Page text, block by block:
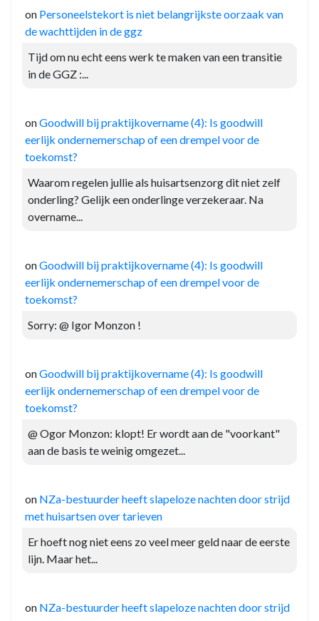
on Personeelstekort is niet belangrijkste oorzaak van
de wachttijden in de ggz
Tijd om nu echt eens werk te maken van een transitie
in de GGZ :...
onGoodwill bij praktijkovername (4): Is goodwill
eerlijk ondernemerschap of een drempel voor de
toekomst?
Waarom regelen jullie als huisartsenzorg dit niet zelf
onderling? Gelijk een onderlinge verzekeraar. Na
overname...
onGoodwill bij praktijkovername (4): Is goodwill
eerlijk ondernemerschap of een drempel voor de
toekomst?
Sorry: @ Igor Monzon !
onGoodwill bij praktijkovername (4): Is goodwill
eerlijk ondernemerschap of een drempel voor de
toekomst?
@ Ogor Monzon: klopt! Er wordt aan de "voorkant"
aan de basis te weinig omgezet...
on NZa-bestuurder heeft slapeloze nachten door strijd
met huisartsen over tarieven
Er hoeft nog niet eens zo veel meer geld naar de eerste
lijn. Maar het...
on NZa-bestuurder heeft slapeloze nachten door strijd